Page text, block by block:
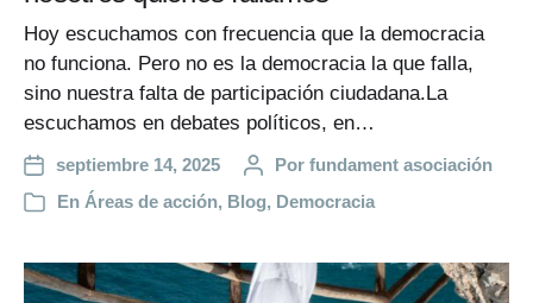
Hoy escuchamos con frecuencia que la democracia
no funciona. Pero no es la democracia la que falla,
sino nuestra falta de participación ciudadana.La
escuchamos en debates políticos, en…
septiembre 14, 2025 Por fundament asociación
En Áreas de acción, Blog, Democracia